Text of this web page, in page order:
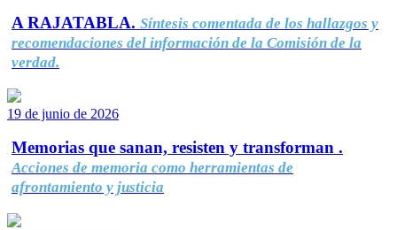
A RAJATABLA. Síntesis comentada de los hallazgos y
recomendaciones del información de la Comisión de la
verdad.
19 de junio de 2026
Memorias que sanan, resisten y transforman .
Acciones de memoria como herramientas de
afrontamiento y justicia